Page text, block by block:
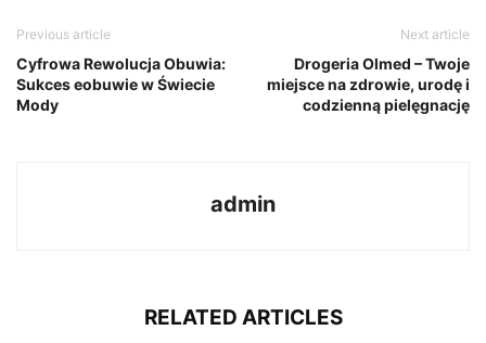
Previous article
Cyfrowa Rewolucja Obuwia:
Sukces eobuwie w Świecie
Mody
Next article
Drogeria Olmed – Twoje
miejsce na zdrowie, urodę i
codzienną pielęgnację
admin
RELATED ARTICLES